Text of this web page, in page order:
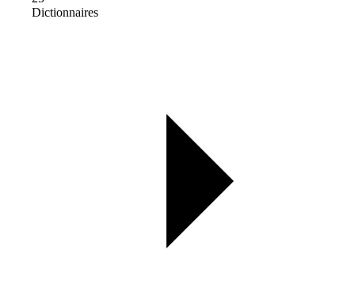
Dictionnaires